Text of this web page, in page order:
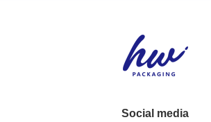
Social media